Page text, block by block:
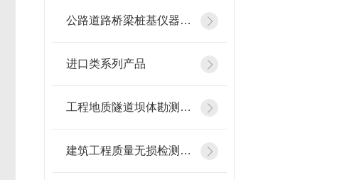
公路道路桥梁桩基仪器设备
进口类系列产品
工程地质隧道坝体勘测仪器
建筑工程质量无损检测仪器